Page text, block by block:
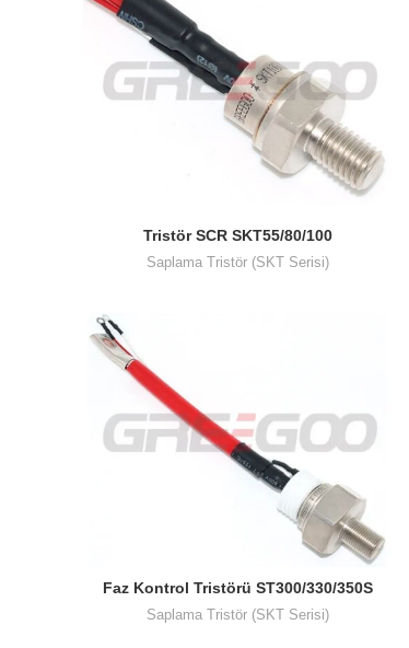
Tristör SCR SKT55/80/100
Saplama Tristör (SKT Serisi)
Faz Kontrol Tristörü ST300/330/350S
Saplama Tristör (SKT Serisi)